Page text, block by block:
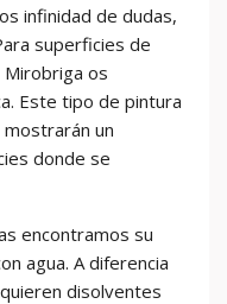
infinidad de dudas,
superficies de
os
Este tipo de pintura
un
donde se
encontramos su
agua. A diferencia
disolventes